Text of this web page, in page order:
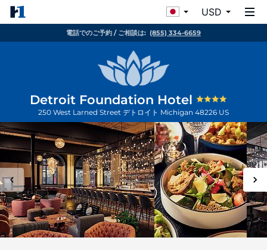
USD
電話でのご予約 / ご相談は: (855) 334-6659
Detroit Foundation Hotel
250 West Larned Street デトロイト Michigan 48226 US